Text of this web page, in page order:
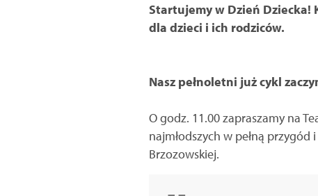
Startujemy w Dzień Dziecka!
dla dzieci i ich rodziców.
Nasz pełnoletni już cykl
O godz. 11.00 zapraszamy na
najmłodszych w pełną
Brzozowskiej.